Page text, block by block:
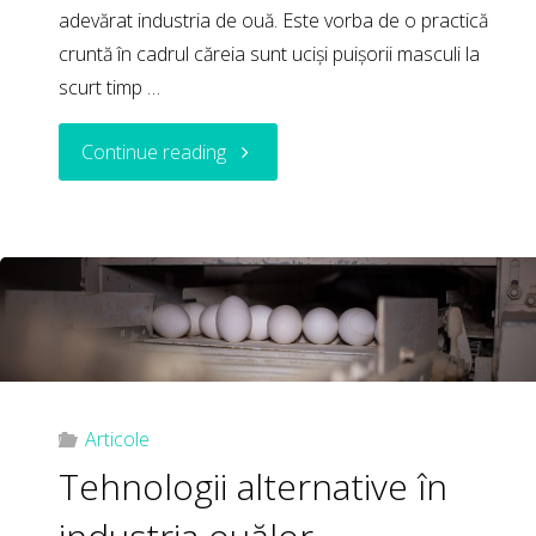
adevărat industria de ouă. Este vorba de o practică
cruntă în cadrul căreia sunt uciși puișorii masculi la
scurt timp …
Continue reading"PRACTICA
DIN
PROCESUL
DE
AL
Articole
Tehnologii alternative în